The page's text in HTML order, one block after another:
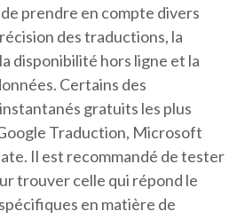
prendre en compte divers
des traductions, la
disponibilité hors ligne et la
Certains des
gratuits les plus
Traduction, Microsoft
Il est recommandé de tester
trouver celle qui répond le
en matière de